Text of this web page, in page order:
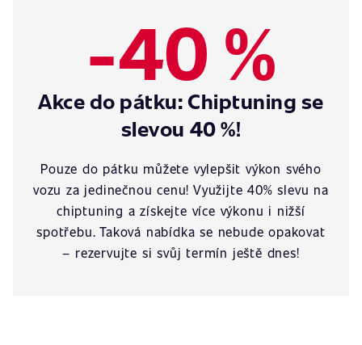
-40 %
Akce do pátku: Chiptuning se
slevou 40 %!
Pouze do pátku můžete vylepšit výkon svého
vozu za jedinečnou cenu! Využijte 40% slevu na
chiptuning a získejte více výkonu i nižší
spotřebu. Taková nabídka se nebude opakovat
– rezervujte si svůj termín ještě dnes!